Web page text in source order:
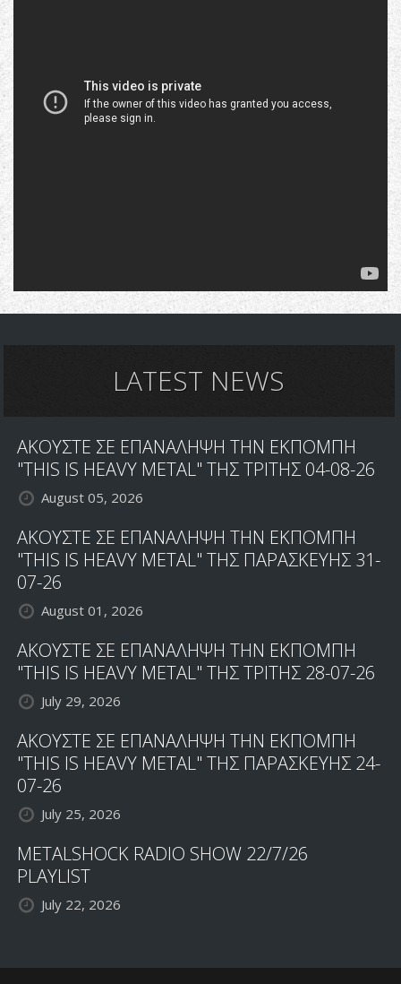
LATEST NEWS
ΑΚΟΥΣΤΕ ΣΕ ΕΠΑΝΑΛΗΨΗ ΤΗΝ ΕΚΠΟΜΠΗ
"THIS IS HEAVY METAL" ΤΗΣ ΤΡΙΤΗΣ 04-08-26
August 05, 2026
ΑΚΟΥΣΤΕ ΣΕ ΕΠΑΝΑΛΗΨΗ ΤΗΝ ΕΚΠΟΜΠΗ
"THIS IS HEAVY METAL" ΤΗΣ ΠΑΡΑΣΚΕΥΗΣ 31-
07-26
August 01, 2026
ΑΚΟΥΣΤΕ ΣΕ ΕΠΑΝΑΛΗΨΗ ΤΗΝ ΕΚΠΟΜΠΗ
"THIS IS HEAVY METAL" ΤΗΣ ΤΡΙΤΗΣ 28-07-26
July 29, 2026
ΑΚΟΥΣΤΕ ΣΕ ΕΠΑΝΑΛΗΨΗ ΤΗΝ ΕΚΠΟΜΠΗ
"THIS IS HEAVY METAL" ΤΗΣ ΠΑΡΑΣΚΕΥΗΣ 24-
07-26
July 25, 2026
METALSHOCK RADIO SHOW 22/7/26
PLAYLIST
July 22, 2026